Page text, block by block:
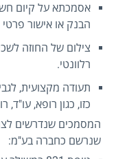
אסמכתא על קיום
הבנק או אישור
צילום של החוזה
רלוונטי.
תעודה מקצועית,
כזו, כגון רופא, עו"ד,
המסמכים שנדרשים
שנרשם כחברה בע"מ: